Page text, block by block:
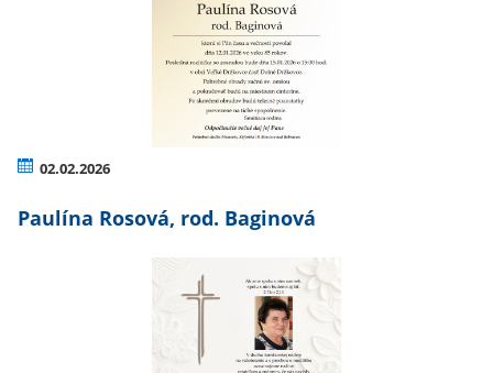
02.02.2026
Paulína Rosová, rod. Baginová